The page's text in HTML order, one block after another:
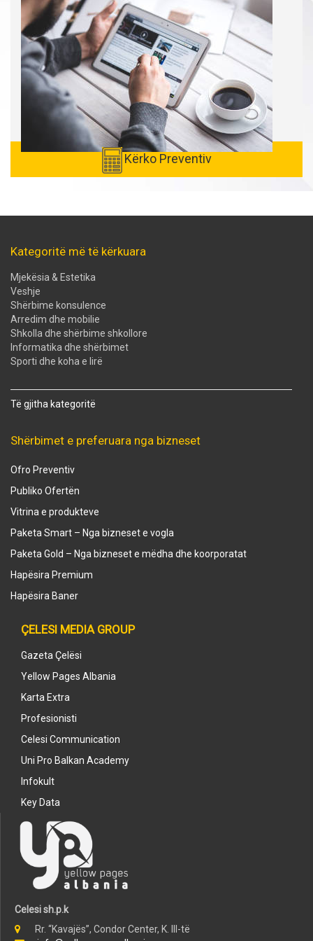
Kërko Preventiv
Kategoritë më të kërkuara
Mjekësia & Estetika
Veshje
Shërbime konsulence
Arredim dhe mobilie
Shkolla dhe shërbime shkollore
Informatika dhe shërbimet
Sporti dhe koha e lirë
Të gjitha kategoritë
Shërbimet e preferuara nga bizneset
Ofro Preventiv
Publiko Ofertën
Vitrina e produkteve
Paketa Smart – Nga bizneset e vogla
Paketa Gold – Nga bizneset e mëdha dhe koorporatat
Hapësira Premium
Hapësira Baner
ÇELESI MEDIA GROUP
Gazeta Çelësi
Yellow Pages Albania
Karta Extra
Profesionisti
Celesi Communication
Uni Pro Balkan Academy
Infokult
Key Data
Celesi sh.p.k
Rr. “Kavajës”, Condor Center, K. III-të